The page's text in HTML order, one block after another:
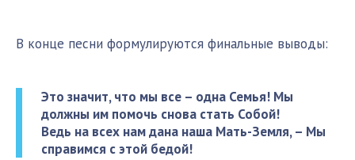
В конце песни формулируются финальные выводы:
Это значит, что мы все – одна Семья! Мы
должны им помочь снова стать Собой!
Ведь на всех нам дана наша Мать-Земля, – Мы
справимся с этой бедой!